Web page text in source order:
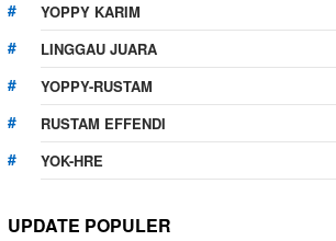
YOPPY KARIM
LINGGAU JUARA
YOPPY-RUSTAM
RUSTAM EFFENDI
YOK-HRE
UPDATE POPULER